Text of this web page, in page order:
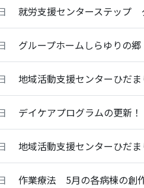
就労支援センターステップ
グループホームしらゆりの
地域活動支援センターひだ
デイケアプログラムの更新！
地域活動支援センターひだ
作業療法 5月の各病棟の創